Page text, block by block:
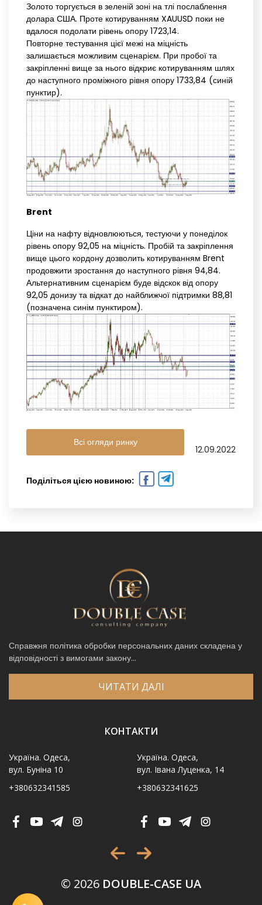
Золото торгується в зеленій зоні на тлі послаблення
долара США. Проте котируванням XAUUSD поки не
вдалося подолати рівень опору 1723,14.
Повторне тестування цієї межі на міцність
залишається можливим сценарієм. При пробої та
закріпленні вище за нього відкриє котируванням шлях
до наступного проміжного рівня опору 1733,84 (синій
пунктир).
Brent
Ціни на нафту відновлюються, тестуючи у понеділок
рівень опору 92,05 на міцність. Пробій та закріплення
вище цього кордону дозволить котируванням Brent
продовжити зростання до наступного рівня 94,84.
Альтернативним сценарієм буде відскок від опору
92,05 донизу та відкат до найближчої підтримки 88,81
(позначена синім пунктиром).
Всі огляди ринку
12.09.2022
Поділіться цією новиною:
Справжня політика обробки персональних даних складена у
відповідності з вимогами закону...
ЧИТАТИ ДАЛІ
КОНТАКТИ
Україна. Одеса,
вул. Буніна 10
+380632341585
Україна. Одеса,
вул. Івана Луценка, 14
+380632341625
© 2026 DOUBLE-CASE UA
Код, зображений на картинці